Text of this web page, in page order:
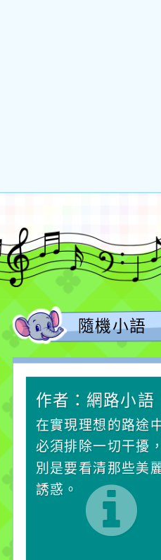
隨機小語
作者：網路小語
在實現理想的路途
必須排除一切干擾
別是要看清那些美
誘惑。